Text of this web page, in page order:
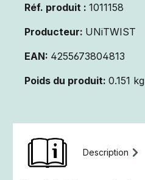
Réf. produit : 1011158
Producteur: UNiTWIST
EAN: 4255673804813
Poids du produit: 0.151 kg
Description